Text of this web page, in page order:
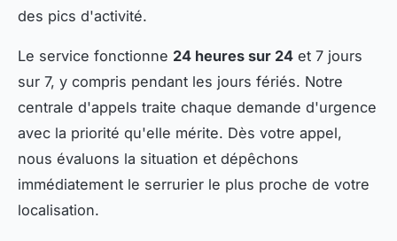
des pics d'activité.
Le service fonctionne 24 heures sur 24 et 7 jours
sur 7, y compris pendant les jours fériés. Notre
centrale d'appels traite chaque demande d'urgence
avec la priorité qu'elle mérite. Dès votre appel,
nous évaluons la situation et dépêchons
immédiatement le serrurier le plus proche de votre
localisation.